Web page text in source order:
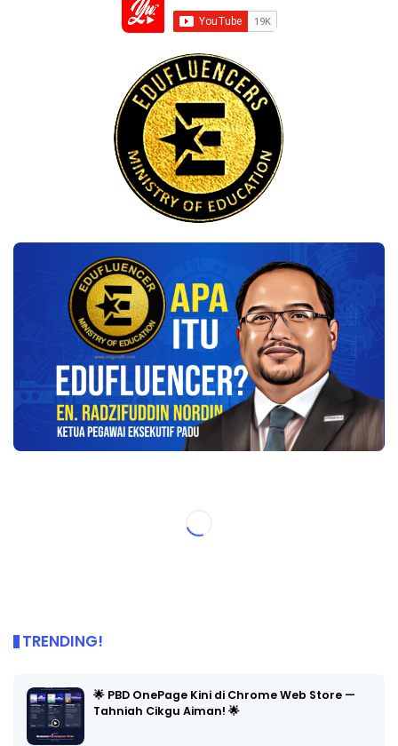
TRENDING!
🌟 PBD OnePage Kini di Chrome Web Store —
Tahniah Cikgu Aiman! 🌟